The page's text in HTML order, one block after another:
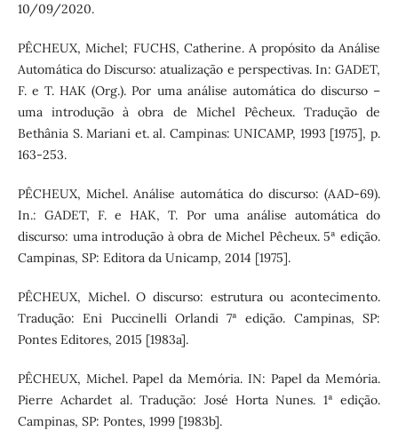
10/09/2020.
PÊCHEUX, Michel; FUCHS, Catherine. A propósito da Análise
Automática do Discurso: atualização e perspectivas. In: GADET,
F. e T. HAK (Org.). Por uma análise automática do discurso –
uma introdução à obra de Michel Pêcheux. Tradução de
Bethânia S. Mariani et. al. Campinas: UNICAMP, 1993 [1975], p.
163-253.
PÊCHEUX, Michel. Análise automática do discurso: (AAD-69).
In.: GADET, F. e HAK, T. Por uma análise automática do
discurso: uma introdução à obra de Michel Pêcheux. 5ª edição.
Campinas, SP: Editora da Unicamp, 2014 [1975].
PÊCHEUX, Michel. O discurso: estrutura ou acontecimento.
Tradução: Eni Puccinelli Orlandi 7ª edição. Campinas, SP:
Pontes Editores, 2015 [1983a].
PÊCHEUX, Michel. Papel da Memória. IN: Papel da Memória.
Pierre Achardet al. Tradução: José Horta Nunes. 1ª edição.
Campinas, SP: Pontes, 1999 [1983b].